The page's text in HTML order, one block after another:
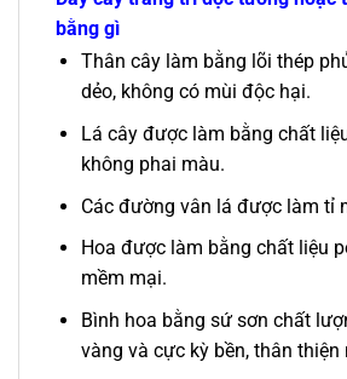
bằng gì
Thân cây làm bằng lõi thép
dẻo, không có mùi độc hại.
Lá cây được làm bằng chất
không phai màu.
Các đường vân lá được làm tỉ
Hoa được làm bằng chất liệu
mềm mại.
Bình hoa bằng sứ sơn chất
vàng và cực kỳ bền, thân